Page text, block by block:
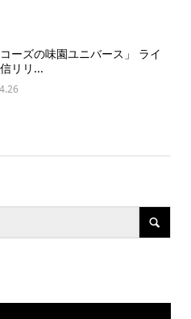
コーズの味園ユニバース」 ライ
リリ...